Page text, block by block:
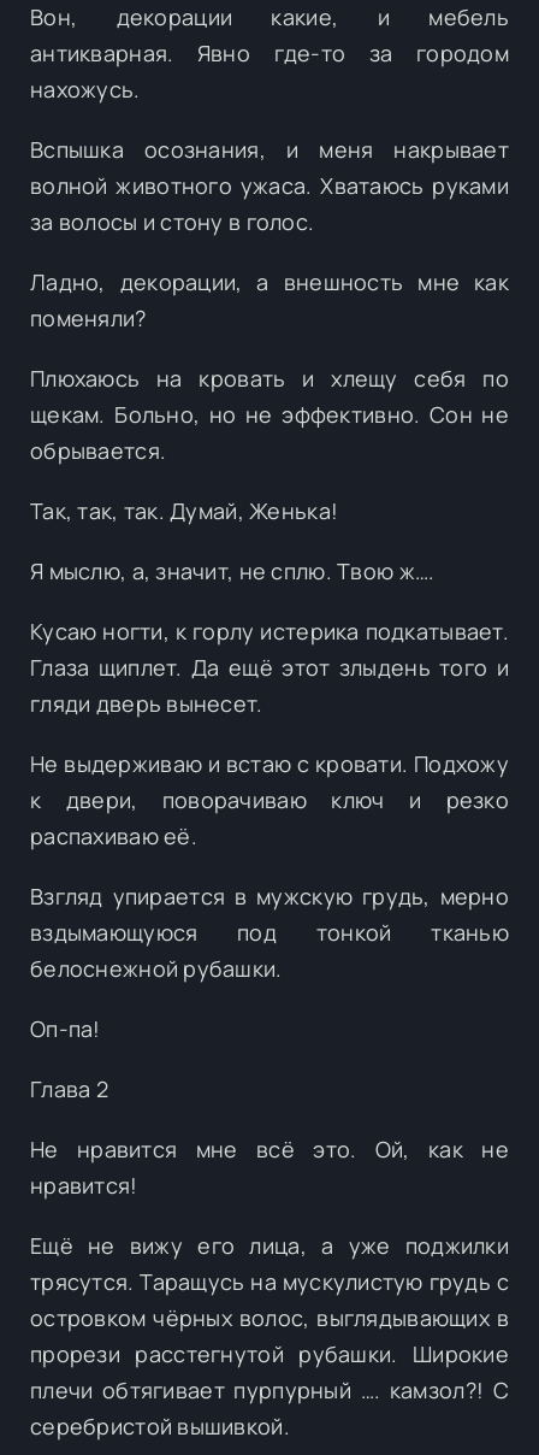
Вон, декорации какие, и мебель
антикварная. Явно где-то за городом
нахожусь.
Вспышка осознания, и меня накрывает
волной животного ужаса. Хватаюсь руками
за волосы и стону в голос.
Ладно, декорации, а внешность мне как
поменяли?
Плюхаюсь на кровать и хлещу себя по
щекам. Больно, но не эффективно. Сон не
обрывается.
Так, так, так. Думай, Женька!
Я мыслю, а, значит, не сплю. Твою ж….
Кусаю ногти, к горлу истерика подкатывает.
Глаза щиплет. Да ещё этот злыдень того и
гляди дверь вынесет.
Не выдерживаю и встаю с кровати. Подхожу
к двери, поворачиваю ключ и резко
распахиваю её.
Взгляд упирается в мужскую грудь, мерно
вздымающуюся под тонкой тканью
белоснежной рубашки.
Оп-па!
Глава 2
Не нравится мне всё это. Ой, как не
нравится!
Ещё не вижу его лица, а уже поджилки
трясутся. Таращусь на мускулистую грудь с
островком чёрных волос, выглядывающих в
прорези расстегнутой рубашки. Широкие
плечи обтягивает пурпурный …. камзол?! С
серебристой вышивкой.